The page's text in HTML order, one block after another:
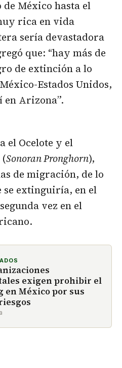
de México hasta el
rica en vida
sería devastadora
que: “hay más de
de extinción a lo
Estados Unidos,
en Arizona”.
el Ocelote y el
Sonoran Pronghorn),
de migración, de lo
se extinguiría, en el
vez en el
exigen prohibir el
en México por sus